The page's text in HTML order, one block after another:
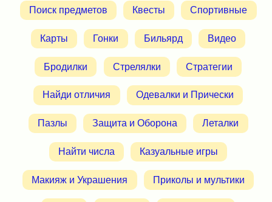
Поиск предметов Квесты Спортивные
Карты Гонки Бильярд Видео
Бродилки Стрелялки Стратегии
Найди отличия Одевалки и Прически
Пазлы Защита и Оборона Леталки
Найти числа Казуальные игры
Макияж и Украшения Приколы и мультики